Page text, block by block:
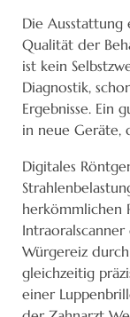
Die Ausstattung
Qualität der
ist kein
Diagnostik,
Ergebnisse. Ein
in neue Geräte,
Digitales
herkömmlichen
Würgereiz
gleichzeitig
einer